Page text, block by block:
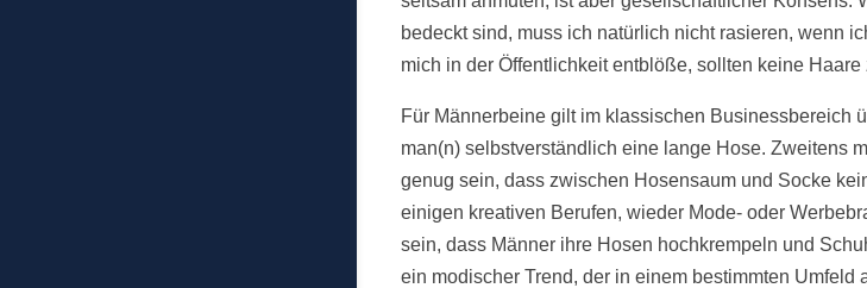
bedeckt sind, muss ich natürlich nicht rasieren, wenn
mich in der Öffentlichkeit entblöße, sollten keine Haare
Für Männerbeine gilt im klassischen Businessbereich
man(n) selbstverständlich eine lange Hose. Zweitens
genug sein, dass zwischen Hosensaum und Socke
einigen kreativen Berufen, wieder Mode- oder
sein, dass Männer ihre Hosen hochkrempeln und
ein modischer Trend, der in einem bestimmten Umfeld